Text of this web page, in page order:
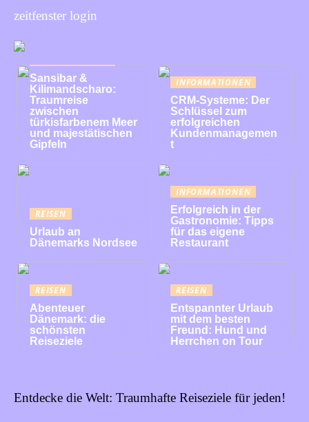
zeitfenster login
Sansibar &
Kilimandscharo:
Traumreise
zwischen
türkisfarbenem Meer
und majestätischen
Gipfeln
INFORMATIONEN
CRM-Systeme: Der
Schlüssel zum
erfolgreichen
Kundenmanagemen
t
REISEN
Urlaub an
Dänemarks Nordsee
INFORMATIONEN
Erfolgreich in der
Gastronomie: Tipps
für das eigene
Restaurant
REISEN
Abenteuer
Dänemark: die
schönsten
Reiseziele
REISEN
Entspannter Urlaub
mit dem besten
Freund: Hund und
Herrchen on Tour
Entdecke die Welt: Traumhafte Reiseziele für jeden!